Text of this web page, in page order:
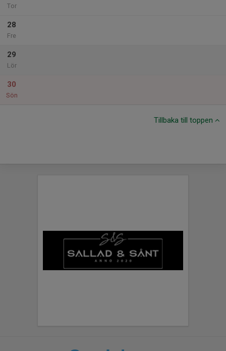
Tor
28
Fre
29
Lör
30
Sön
Tillbaka till toppen